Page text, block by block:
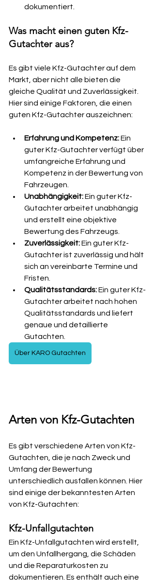
dokumentiert.
Was macht einen guten Kfz-
Gutachter aus?
Es gibt viele Kfz-Gutachter auf dem
Markt, aber nicht alle bieten die
gleiche Qualität und Zuverlässigkeit.
Hier sind einige Faktoren, die einen
guten Kfz-Gutachter auszeichnen:
Erfahrung und Kompetenz: Ein
guter Kfz-Gutachter verfügt über
umfangreiche Erfahrung und
Kompetenz in der Bewertung von
Fahrzeugen.
Unabhängigkeit: Ein guter Kfz-
Gutachter arbeitet unabhängig
und erstellt eine objektive
Bewertung des Fahrzeugs.
Zuverlässigkeit: Ein guter Kfz-
Gutachter ist zuverlässig und hält
sich an vereinbarte Termine und
Fristen.
Qualitätsstandards: Ein guter Kfz-
Gutachter arbeitet nach hohen
Qualitätsstandards und liefert
genaue und detaillierte
Gutachten.
Über KARO Gutachten
Arten von Kfz-Gutachten
Es gibt verschiedene Arten von Kfz-
Gutachten, die je nach Zweck und
Umfang der Bewertung
unterschiedlich ausfallen können. Hier
sind einige der bekanntesten Arten
von Kfz-Gutachten:
Kfz-Unfallgutachten
Ein Kfz-Unfallgutachten wird erstellt,
um den Unfallhergang, die Schäden
und die Reparaturkosten zu
dokumentieren. Es enthält auch eine